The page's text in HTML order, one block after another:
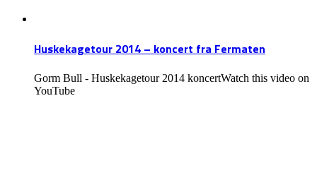
Huskekagetour 2014 – koncert fra Fermaten
Gorm Bull - Huskekagetour 2014 koncertWatch this video on
YouTube